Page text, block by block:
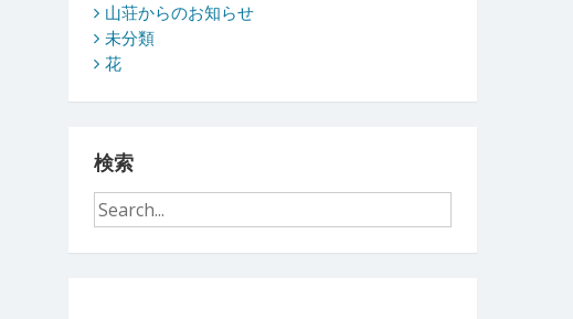
山荘からのお知らせ
未分類
花
検索